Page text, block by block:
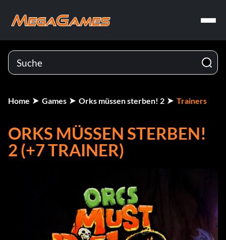
Home Games Orks müssen sterben! 2 Trainers
ORKS MÜSSEN STERBEN!
2 (+7 TRAINER)